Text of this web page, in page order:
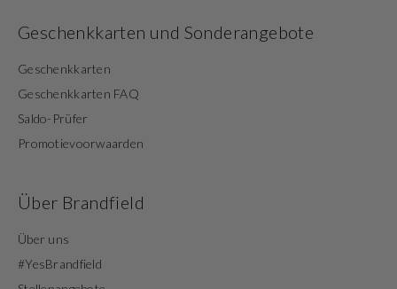
Geschenkkarten und Sonderangebote
Geschenkkarten
Geschenkkarten FAQ
Saldo-Prüfer
Promotievoorwaarden
Über Brandfield
Über uns
#YesBrandfield